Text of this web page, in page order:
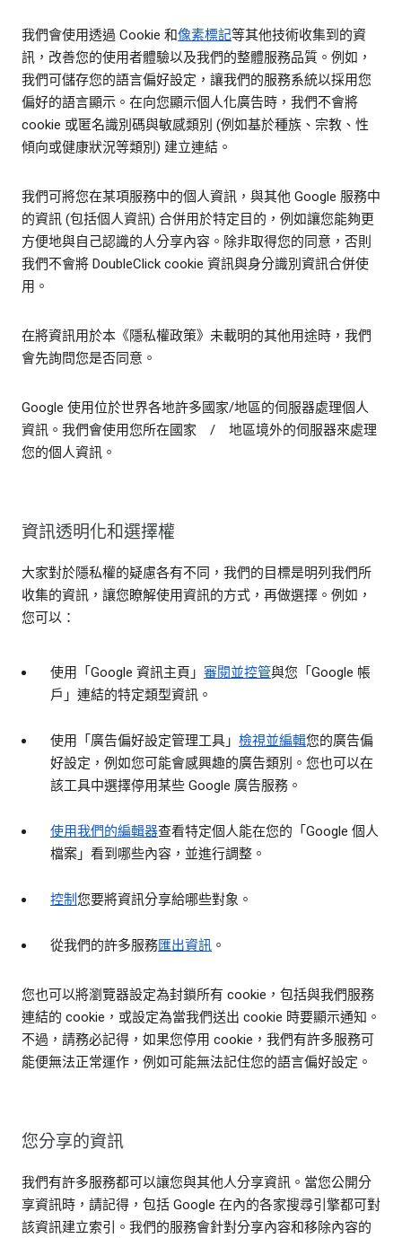
我們會使用透過 Cookie 和像素標記等其他技術收集到的資
訊，改善您的使用者體驗以及我們的整體服務品質。例如，
我們可儲存您的語言偏好設定，讓我們的服務系統以採用您
偏好的語言顯示。在向您顯示個人化廣告時，我們不會將
cookie 或匿名識別碼與敏感類別 (例如基於種族、宗教、性
傾向或健康狀況等類別) 建立連結。
我們可將您在某項服務中的個人資訊，與其他 Google 服務中
的資訊 (包括個人資訊) 合併用於特定目的，例如讓您能夠更
方便地與自己認識的人分享內容。除非取得您的同意，否則
我們不會將 DoubleClick cookie 資訊與身分識別資訊合併使
用。
在將資訊用於本《隱私權政策》未載明的其他用途時，我們
會先詢問您是否同意。
Google 使用位於世界各地許多國家/地區的伺服器處理個人
資訊。我們會使用您所在國家 / 地區境外的伺服器來處理
您的個人資訊。
資訊透明化和選擇權
大家對於隱私權的疑慮各有不同，我們的目標是明列我們所
收集的資訊，讓您瞭解使用資訊的方式，再做選擇。例如，
您可以：
使用「Google 資訊主頁」 審閱並控管與您「Google 帳
戶」連結的特定類型資訊。
使用「廣告偏好設定管理工具」 檢視並編輯您的廣告偏
好設定，例如您可能會感興趣的廣告類別。您也可以在
該工具中選擇停用某些 Google 廣告服務。
使用我們的編輯器查看特定個人能在您的「Google 個人
檔案」看到哪些內容，並進行調整。
控制您要將資訊分享給哪些對象。
從我們的許多服務匯出資訊 。
您也可以將瀏覽器設定為封鎖所有 cookie，包括與我們服務
連結的 cookie，或設定為當我們送出 cookie 時要顯示通知。
不過，請務必記得，如果您停用 cookie，我們有許多服務可
能便無法正常運作，例如可能無法記住您的語言偏好設定。
您分享的資訊
我們有許多服務都可以讓您與其他人分享資訊。當您公開分
享資訊時，請記得，包括 Google 在內的各家搜尋引擎都可對
該資訊建立索引。我們的服務會針對分享內容和移除內容的